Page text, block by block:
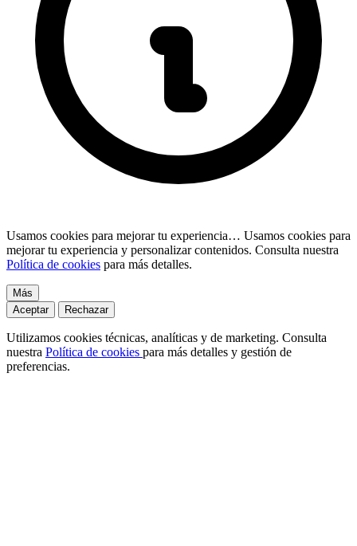
Usamos cookies para mejorar tu experiencia… Usamos cookies para
mejorar tu experiencia y personalizar contenidos. Consulta nuestra
Política de cookies para más detalles.
Más
Aceptar
Rechazar
Utilizamos cookies técnicas, analíticas y de marketing. Consulta
nuestra Política de cookies para más detalles y gestión de
preferencias.